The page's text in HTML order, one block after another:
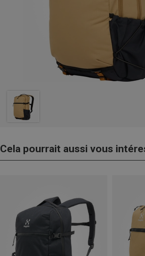
Cela pourrait aussi vous